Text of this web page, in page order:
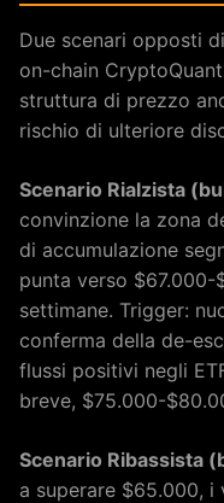
Due scenari opposti
on-chain
struttura di prezzo
rischio di ulteriore
Scenario Rialzista
convinzione la zona
di accumulazione
punta verso
settimane. Trigger:
conferma della de-
flussi positivi negli
breve, $75.000-
Scenario Ribassista
a superare $65.000,